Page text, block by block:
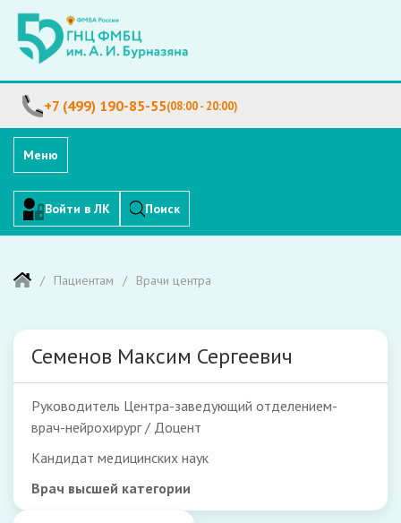
+7 (499) 190-85-55(08:00 - 20:00)
Меню
Войти в ЛК Поиск
Пациентам Врачи центра
Семенов Максим Сергеевич
Руководитель Центра-заведующий отделением-
врач-нейрохирург / Доцент
Кандидат медицинских наук
Врач высшей категории